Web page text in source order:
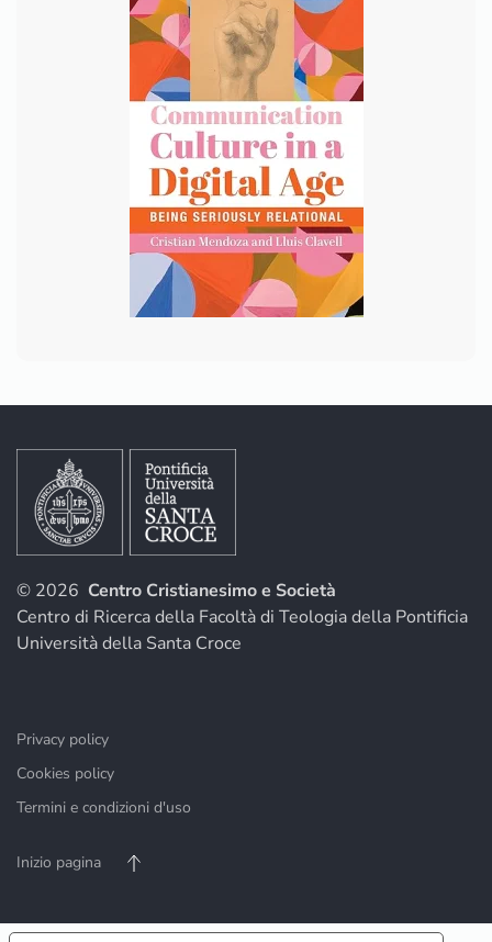
© 2026 Centro Cristianesimo e Società
Centro di Ricerca della Facoltà di Teologia della Pontificia
Università della Santa Croce
Privacy policy
Cookies policy
Termini e condizioni d'uso
Inizio pagina